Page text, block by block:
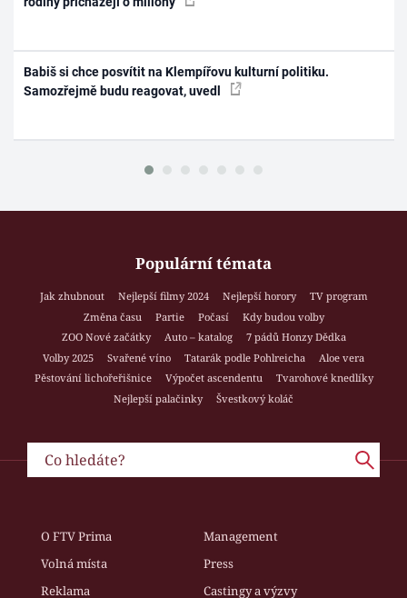
Babiš si chce posvítit na Klempířovu kulturní politiku.
Samozřejmě budu reagovat, uvedl
Populární témata
Jak zhubnout Nejlepší filmy 2024 Nejlepší horory
TV program
Změna času
Partie Počasí
Kdy budou volby
ZOO Nové začátky
Auto – katalog
7 pádů Honzy Dědka
Volby 2025
Svařené víno Tatarák podle Pohlreicha
Aloe vera
Pěstování lichořeřišnice
Výpočet ascendentu
Tvarohové knedlíky
Nejlepší palačinky
Švestkový koláč
O FTV Prima
Management
Volná místa
Press
Reklama
Castingy a výzvy